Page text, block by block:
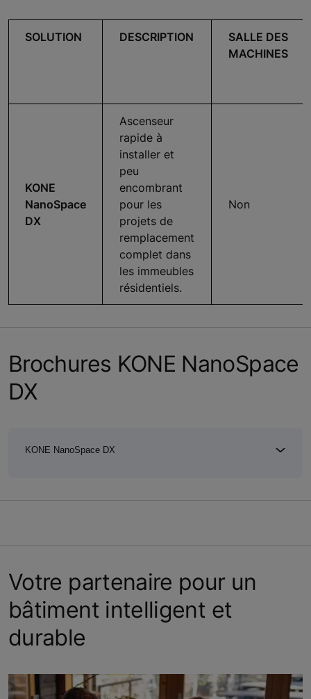
SOLUTION DESCRIPTION
SALLE DES
MACHINES
KONE
NanoSpace
DX
Ascenseur
rapide à
installer et
peu
encombrant
pour les
projets de
remplacement
complet dans
les immeubles
résidentiels.
Non
Brochures KONE NanoSpace
DX
KONE NanoSpace DX
Votre partenaire pour un
bâtiment intelligent et
durable